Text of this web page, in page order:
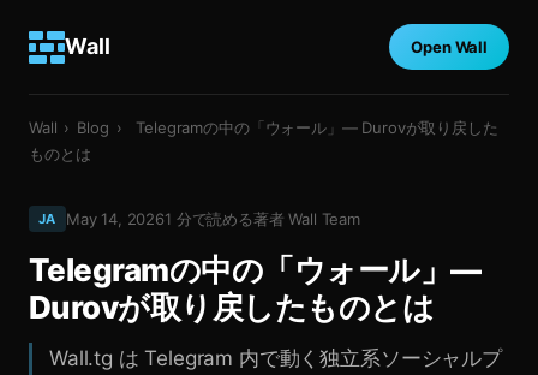
Wall Open Wall
Wall › Blog ›
Telegramの中の「ウォール」— Durovが取り戻した
ものとは
JA May 14, 20261 分で読める著者 Wall Team
Telegramの中の「ウォール」—
Durovが取り戻したものとは
Wall.tg は Telegram 内で動く独立系ソーシャルプ